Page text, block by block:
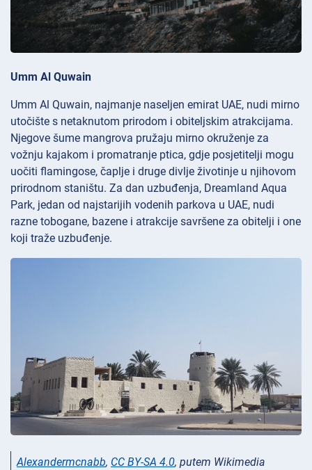
Umm Al Quwain
Umm Al Quwain, najmanje naseljen emirat UAE, nudi mirno
utočište s netaknutom prirodom i obiteljskim atrakcijama.
Njegove šume mangrova pružaju mirno okruženje za
vožnju kajakom i promatranje ptica, gdje posjetitelji mogu
uočiti flamingose, čaplje i druge divlje životinje u njihovom
prirodnom staništu. Za dan uzbuđenja, Dreamland Aqua
Park, jedan od najstarijih vodenih parkova u UAE, nudi
razne tobogane, bazene i atrakcije savršene za obitelji i one
koji traže uzbuđenje.
Alexandermcnabb, CC BY-SA 4.0, putem Wikimedia